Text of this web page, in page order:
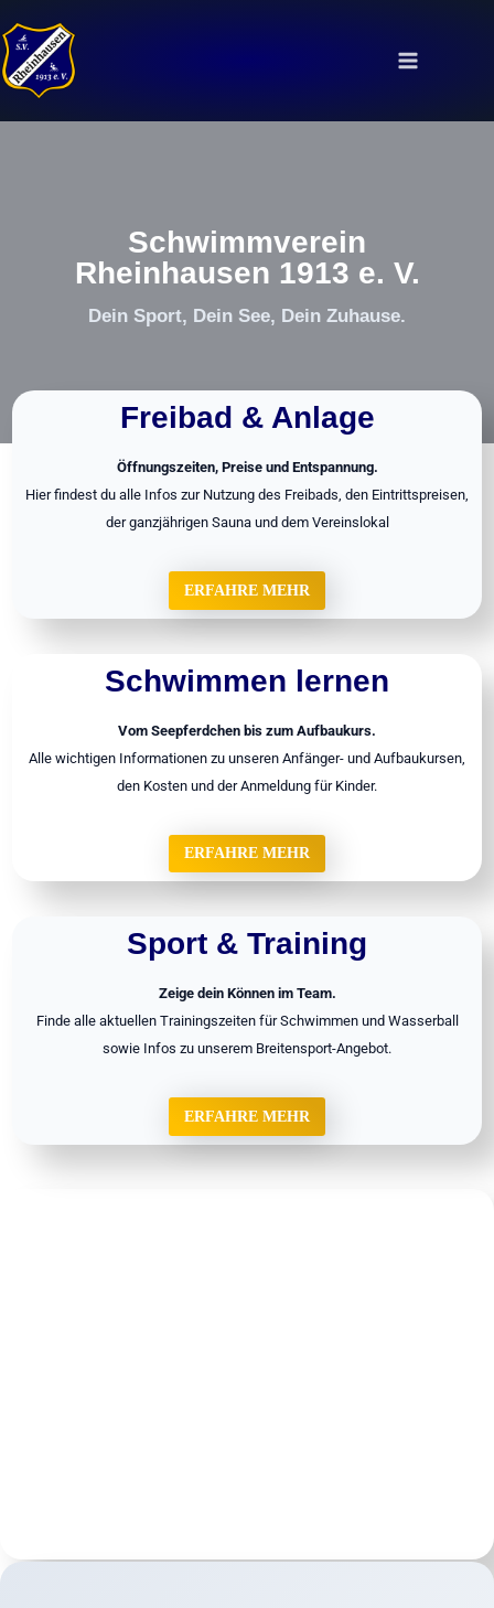
Inhalt
springen
Schwimmverein
Rheinhausen 1913 e. V.
Dein Sport, Dein See, Dein Zuhause.
Freibad & Anlage
Öffnungszeiten, Preise und Entspannung.
Hier findest du alle Infos zur Nutzung des Freibads, den Eintrittspreisen,
der ganzjährigen Sauna und dem Vereinslokal
ERFAHRE MEHR
Schwimmen lernen
Vom Seepferdchen bis zum Aufbaukurs.
Alle wichtigen Informationen zu unseren Anfänger- und Aufbaukursen,
den Kosten und der Anmeldung für Kinder.
ERFAHRE MEHR
Sport & Training
Zeige dein Können im Team.
Finde alle aktuellen Trainingszeiten für Schwimmen und Wasserball
sowie Infos zu unserem Breitensport-Angebot.
ERFAHRE MEHR